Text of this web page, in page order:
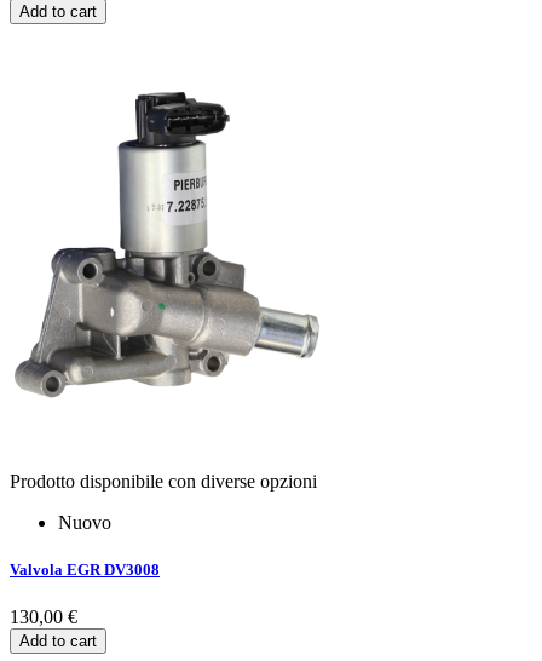
Add to cart
Prodotto disponibile con diverse opzioni
Nuovo
Valvola EGR DV3008
130,00 €
Add to cart